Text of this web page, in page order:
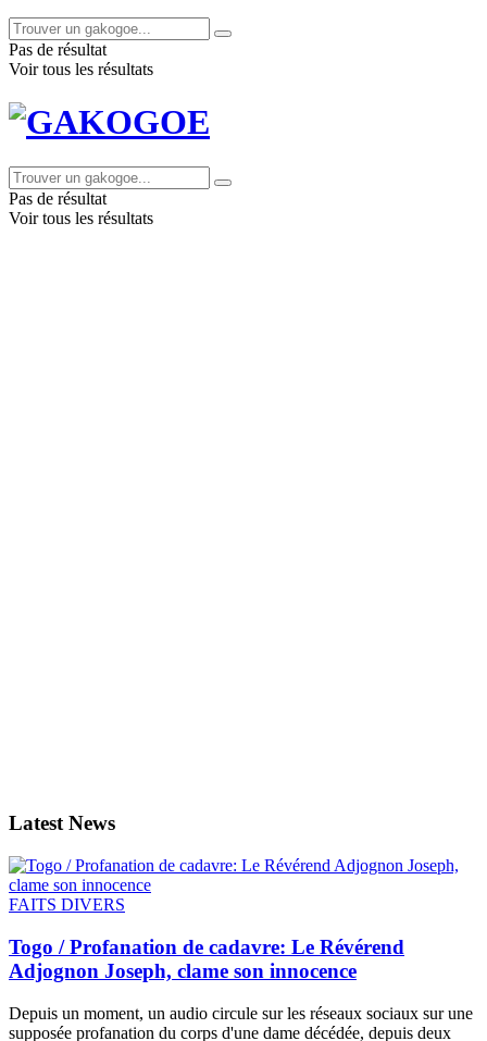
Pas de résultat
Voir tous les résultats
Pas de résultat
Voir tous les résultats
Latest News
FAITS DIVERS
Togo / Profanation de cadavre: Le Révérend
Adjognon Joseph, clame son innocence
Depuis un moment, un audio circule sur les réseaux sociaux sur une
supposée profanation du corps d'une dame décédée, depuis deux